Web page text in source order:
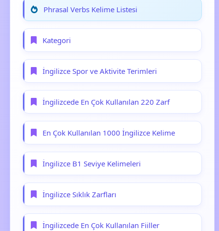
Phrasal Verbs Kelime Listesi
Kategori
İngilizce Spor ve Aktivite Terimleri
İngilizcede En Çok Kullanılan 220 Zarf
En Çok Kullanılan 1000 İngilizce Kelime
İngilizce B1 Seviye Kelimeleri
İngilizce Sıklık Zarfları
İngilizcede En Çok Kullanılan Fiiller